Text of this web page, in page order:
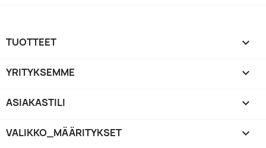
TUOTTEET 
YRITYKSEMME 
ASIAKASTILI 
VALIKKO_MÄÄRITYKSET keyboard_arrow_down